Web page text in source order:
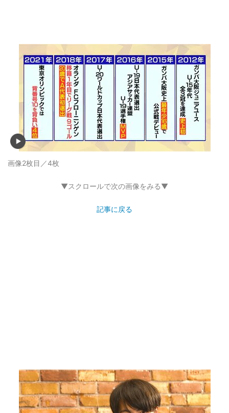
画像2枚目／4枚
▼スクロールで次の画像をみる▼
記事に戻る